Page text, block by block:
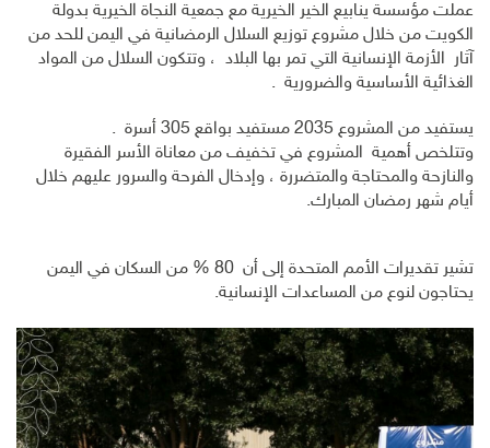
عملت مؤسسة ينابيع الخير الخيرية مع جمعية النجاة الخيرية بدولة
الكويت من خلال مشروع توزيع السلال الرمضانية في اليمن للحد من
آثار الأزمة الإنسانية التي تمر بها البلاد ، وتتكون السلال من المواد
الغذائية الأساسية والضرورية .
يستفيد من المشروع 2035 مستفيد بواقع 305 أسرة .
وتتلخص أهمية المشروع في تخفيف من معاناة الأسر الفقيرة
والنازحة والمحتاجة والمتضررة ، وإدخال الفرحة والسرور عليهم خلال
أيام شهر رمضان المبارك.
تشير تقديرات الأمم المتحدة إلى أن ‏80 % من السكان في اليمن
يحتاجون لنوع من المساعدات الإنسانية.